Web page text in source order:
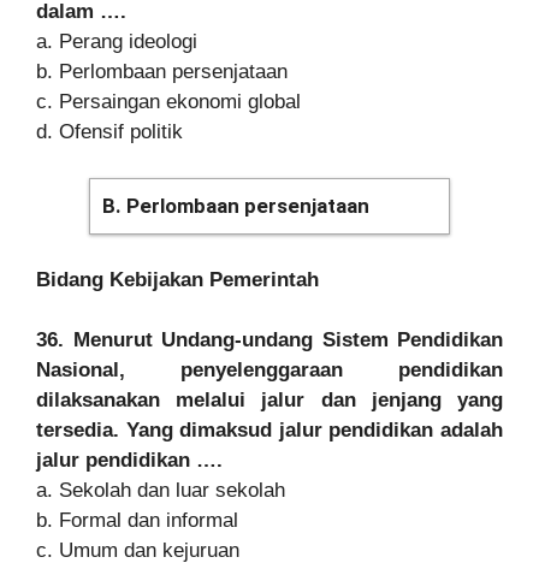
dalam ….
a. Perang ideologi
b. Perlombaan persenjataan
c. Persaingan ekonomi global
d. Ofensif politik
B. Perlombaan persenjataan
Bidang Kebijakan Pemerintah
36. Menurut Undang-undang Sistem Pendidikan
Nasional, penyelenggaraan pendidikan
dilaksanakan melalui jalur dan jenjang yang
tersedia. Yang dimaksud jalur pendidikan adalah
jalur pendidikan ….
a. Sekolah dan luar sekolah
b. Formal dan informal
c. Umum dan kejuruan